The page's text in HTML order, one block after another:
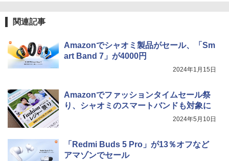
関連記事
Amazonでシャオミ製品がセール、「Sm
art Band 7」が4000円
2024年1月15日
Amazonでファッションタイムセール祭
り、シャオミのスマートバンドも対象に
2024年5月10日
「Redmi Buds 5 Pro」が13％オフなど
アマゾンでセール